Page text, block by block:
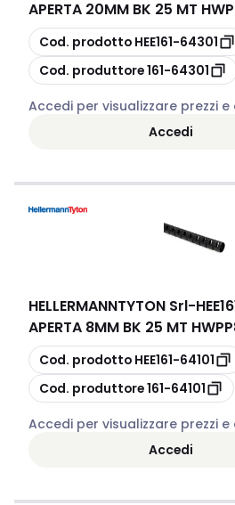
APERTA 20MM BK 25 MT
copia
Cod. prodotto HEE161-64301
copia
Cod. produttore161-64301
Accedi per visualizzare prezzi
Accedi
HELLERMANNTYTON Srl-
APERTA 8MM BK 25 MT
copia
Cod. prodotto HEE161-64101
copia
Cod. produttore161-64101
Accedi per visualizzare prezzi
Accedi